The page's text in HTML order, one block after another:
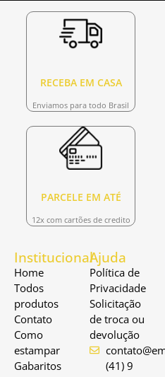
RECEBA EM CASA
Enviamos para todo Brasil
PARCELE EM ATÉ
12x com cartões de credito
Institucional
Home
Todos
produtos
Contato
Como
estampar
Gabaritos
Ajuda
Política de
Privacidade
Solicitação
de troca ou
devolução
(41) 9